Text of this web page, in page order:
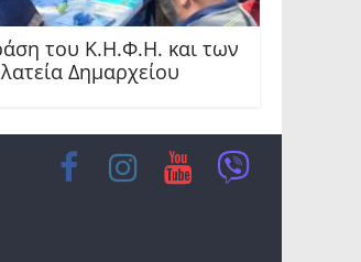
του Κ.Η.Φ.Η. και των
Δημαρχείου